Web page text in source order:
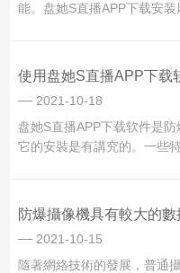
能。盘她S直播APP下载安
證的防爆攝像機。在安裝盘
注意以下幾點：1、安裝位
2021-10-18
盘她S直播APP下载软件是
它的安裝是有講究的。一些
各種粉塵及纖維，易發生火
失。在使用盘她S直播APP下
防爆攝像機具有較大的
2021-10-15
隨著網絡技術的發展，普通